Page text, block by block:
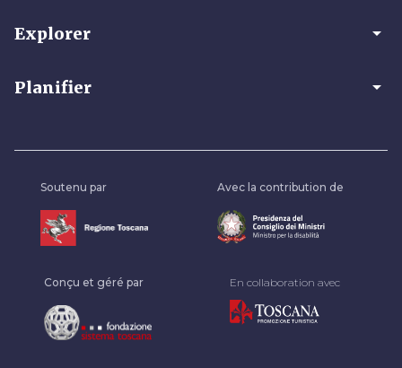
Explorer arrow_drop_down
Planifier arrow_drop_down
Soutenu par Avec la contribution de
Conçu et géré par En collaboration avec